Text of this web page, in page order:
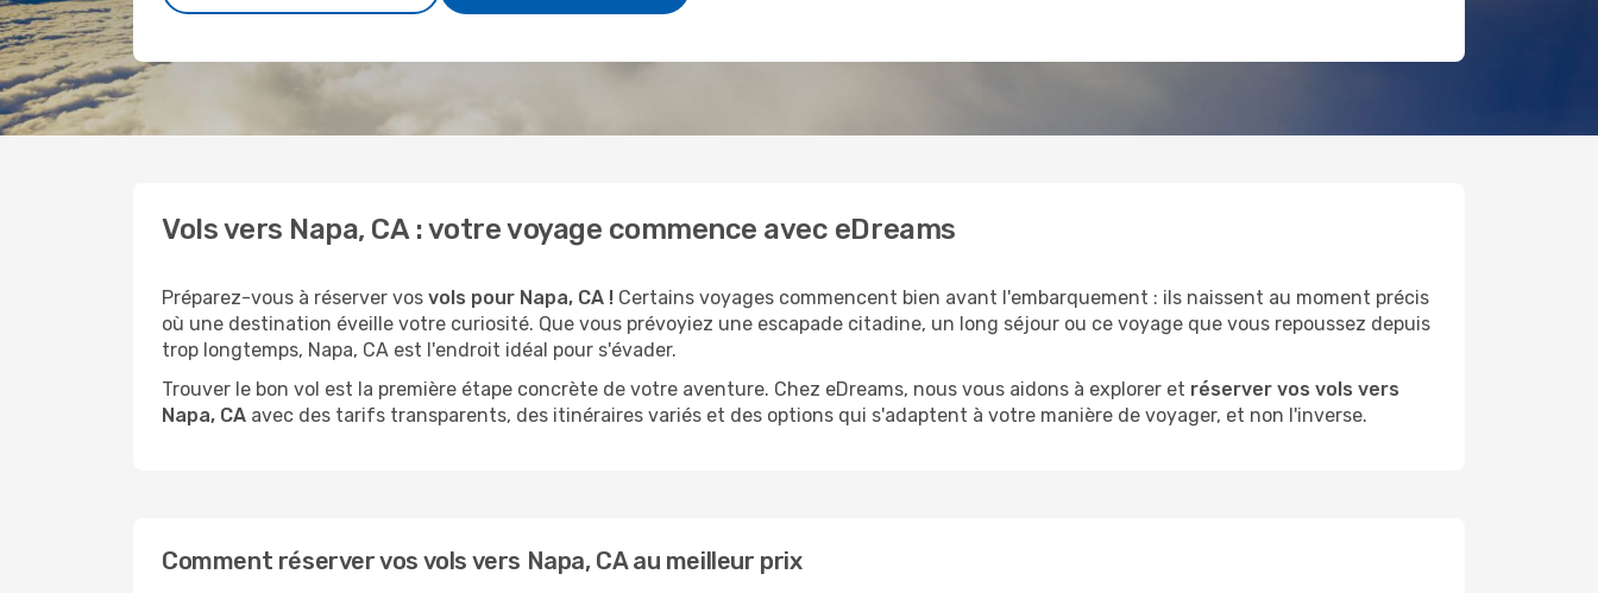
Vols vers Napa, CA : votre voyage commence avec eDreams
Préparez-vous à réserver vos vols pour Napa, CA ! Certains voyages commencent bien avant l'embarquement : ils naissent au moment précis
où une destination éveille votre curiosité. Que vous prévoyiez une escapade citadine, un long séjour ou ce voyage que vous repoussez depuis
trop longtemps, Napa, CA est l'endroit idéal pour s'évader.
Trouver le bon vol est la première étape concrète de votre aventure. Chez eDreams, nous vous aidons à explorer et réserver vos vols vers
Napa, CA avec des tarifs transparents, des itinéraires variés et des options qui s'adaptent à votre manière de voyager, et non l'inverse.
Comment réserver vos vols vers Napa, CA au meilleur prix